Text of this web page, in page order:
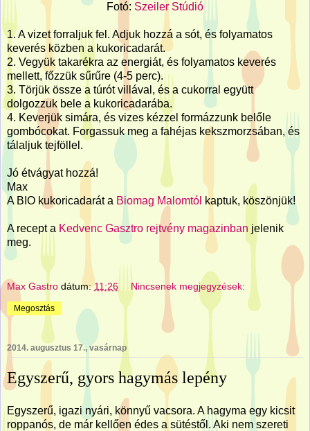
Fotó: Szeiler Stúdió
1. A vizet forraljuk fel. Adjuk hozzá a sót, és folyamatos
keverés közben a kukoricadarát.
2. Vegyük takarékra az energiát, és folyamatos keverés
mellett, főzzük sűrűre (4-5 perc).
3. Törjük össze a túrót villával, és a cukorral együtt
dolgozzuk bele a kukoricadarába.
4. Keverjük simára, és vizes kézzel formázzunk belőle
gombócokat. Forgassuk meg a fahéjas kekszmorzsában, és
tálaljuk tejföllel.
Jó étvágyat hozzá!
Max
A BIO kukoricadarát a Biomag Malomtól kaptuk, köszönjük!
A recept a Kedvenc Gasztro rejtvény magazinban jelenik
meg.
Max Gastro dátum:11:26 Nincsenek megjegyzések:
Megosztás
2014. augusztus 17., vasárnap
Egyszerű, gyors hagymás lepény
Egyszerű, igazi nyári, könnyű vacsora. A hagyma egy kicsit
roppanós, de már kellően édes a sütéstől. Aki nem szereti